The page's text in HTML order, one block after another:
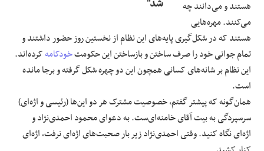
شد"
هستند و می‌دانند چه
می‌کنند. مهره‌هایی
هستند که در شکل‌گیری پایه‌های این نظام از نخستین روز حضور داشتند و
تمام جوانی خود را صرف ساختن و بازساختن این حکومتخودکامهکرده‌اند.
این نظام بر شانه‌های کسانی همچون این دو چهره شکل گرفته و برجا مانده
است.
همان‌گونه که پیشتر گفتم، خصوصیت مشترک هر دو این‌ها (رئیسی و اژه‌ای)
سرسپردگی‌ به بیت آقای خامنه‌ای‌ست. به دعوای محمود احمدی‌نژاد و
اژه‌ای نگاه کنید. وقتی احمدی‌نژاد زیر بار صحبت‌های اژه‌ای نرفت، اژه‌ای